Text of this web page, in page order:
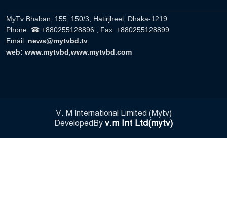
MyTv Bhaban, 155, 150/3, Hatirjheel, Dhaka-1219
Phone. ☎ +880255128896 ; Fax. +880255128899
Email. news@mytvbd.tv
web: www.mytvbd,www.mytvbd.com
V. M International Limited (Mytv)
DevelopedBy v.m Int Ltd(mytv)